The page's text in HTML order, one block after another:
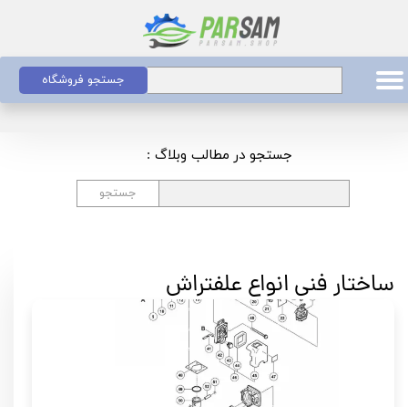
جستجو فروشگاه
جستجو
جستجو در مطالب وبلاگ :
ساختار فنی انواع علفتراش